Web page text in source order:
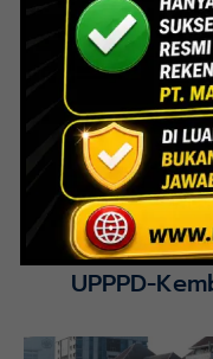
Interior
Lihat Detail
UPPPD-